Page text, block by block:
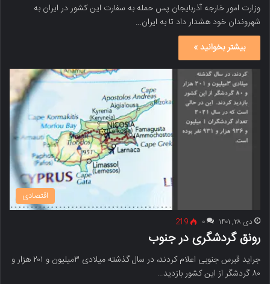
وزارت امور خارجه آذربایجان پس حمله به سفارت این کشور در ایران به
شهروندان خود هشدار داد تا به ایران…
بیشتر بخوانید »
اقتصادی
دی ۲۸, ۱۴۰۱ ۰ 219
رونق گردشگری در جنوب
جراید قبرس جنوبی اعلام کردند، در سال گذشته میلادی ۳میلیون و ۲۰۱ هزار و
۸۰ گردشگر از این کشور بازدید…